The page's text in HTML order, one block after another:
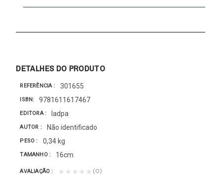
DETALHES DO PRODUTO
REFERÊNCIA 301655
ISBN 9781611617467
EDITORA Iadpa
AUTOR Não identificado
PESO 0,34 kg
TAMANHO 16cm
AVALIAÇÃO ★★★★★ (0)